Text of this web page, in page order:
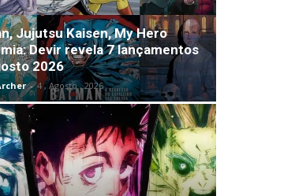
Jujutsu Kaisen, My Hero
Devir revela 7 lançamentos
2026
- 4 , Agosto , 2026